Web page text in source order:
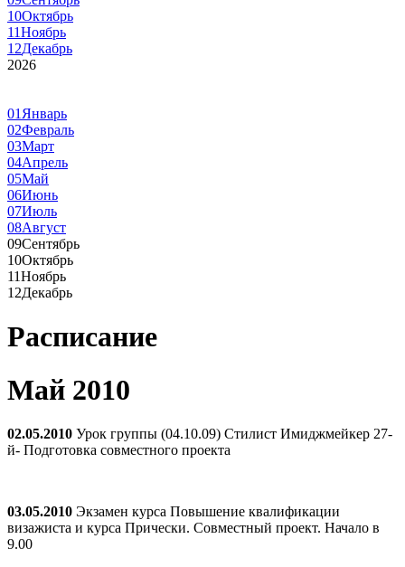
10Октябрь
11Ноябрь
12Декабрь
2026
01 Январь
02Февраль
03Март
04Апрель
05Май
06Июнь
07Июль
08Август
09Сентябрь
10Октябрь
11Ноябрь
12Декабрь
Расписание
Май 2010
02.05.2010 Урок группы (04.10.09) Стилист Имиджмейкер 27-
й- Подготовка совместного проекта
03.05.2010 Экзамен курса Повышение квалификации
визажиста и курса Прически. Совместный проект. Начало в
9.00